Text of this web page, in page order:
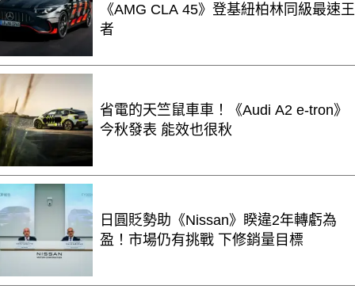
《AMG CLA 45》登基紐柏林同級最速王
者
省電的天竺鼠車車！《Audi A2 e-tron》
今秋發表 能效也很秋
日圓貶勢助《Nissan》睽違2年轉虧為
盈！市場仍有挑戰 下修銷量目標